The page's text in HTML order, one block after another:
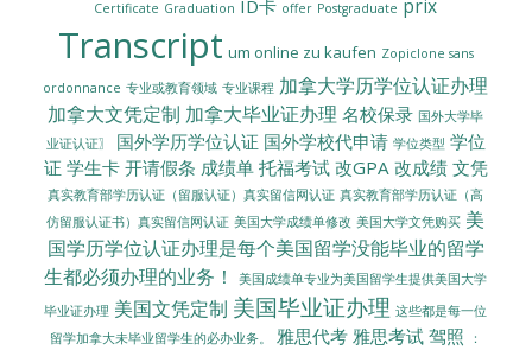
Certificate Graduation ID卡 offer Postgraduate prix
Transcript um online zu kaufen Zopiclone sans
ordonnance 专业或教育领域 专业课程 加拿大学历学位认证办理
加拿大文凭定制 加拿大毕业证办理 名校保录 国外大学毕
业证认证〗
国外学历学位认证 国外学校代申请 学位类型 学位
证 学生卡 开请假条 成绩单 托福考试 改GPA 改成绩 文凭
真实教育部学历认证（留服认证）真实留信网认证 真实教育部学历认证（高
仿留服认证书）真实留信网认证 美国大学成绩单修改 美国大学文凭购买 美
国学历学位认证办理是每个美国留学没能毕业的留学
生都必须办理的业务！
美国成绩单专业为美国留学生提供美国大学
毕业证办理 美国文凭定制 美国毕业证办理 这些都是每一位
留学加拿大未毕业留学生的必办业务。
雅思代考 雅思考试 驾照
：